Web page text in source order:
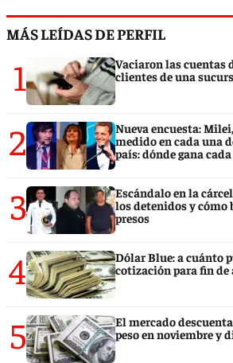
MÁS LEÍDAS DE PERFIL
1
Vaciaron las cuentas
clientes de una
2
Nueva encuesta:
medido en cada una
país: dónde gana
3
Escándalo en la
los detenidos y cómo
presos
4
Dólar Blue: a cuánto
cotización para fin de
5
El mercado
peso en noviembre y